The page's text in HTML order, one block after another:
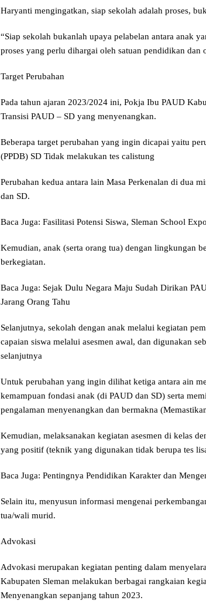
Haryanti mengingatkan, siap sekolah adalah proses,
“Siap sekolah bukanlah upaya pelabelan antara anak
proses yang perlu dihargai oleh satuan pendidikan dan
Target Perubahan
Pada tahun ajaran 2023/2024 ini, Pokja Ibu PAUD
Transisi PAUD – SD yang menyenangkan.
Beberapa target perubahan yang ingin dicapai yaitu
(PPDB) SD Tidak melakukan tes calistung
Perubahan kedua antara lain Masa Perkenalan di dua
dan SD.
Baca Juga: Fasilitasi Potensi Siswa, Sleman School
Kemudian, anak (serta orang tua) dengan lingkungan
berkegiatan.
Baca Juga: Sejak Dulu Negara Maju Sudah Dirikan
Jarang Orang Tahu
Selanjutnya, sekolah dengan anak melalui kegiatan
capaian siswa melalui asesmen awal, dan digunakan
selanjutnya
Untuk perubahan yang ingin dilihat ketiga antara ain
kemampuan fondasi anak (di PAUD dan SD) serta
pengalaman menyenangkan dan bermakna
Kemudian, melaksanakan kegiatan asesmen di kelas
yang positif (teknik yang digunakan tidak berupa tes
Baca Juga: Pentingnya Pendidikan Karakter dan
Selain itu, menyusun informasi mengenai
tua/wali murid.
Advokasi
Advokasi merupakan kegiatan penting dalam
Kabupaten Sleman melakukan berbagai rangkaian
Menyenangkan sepanjang tahun 2023.